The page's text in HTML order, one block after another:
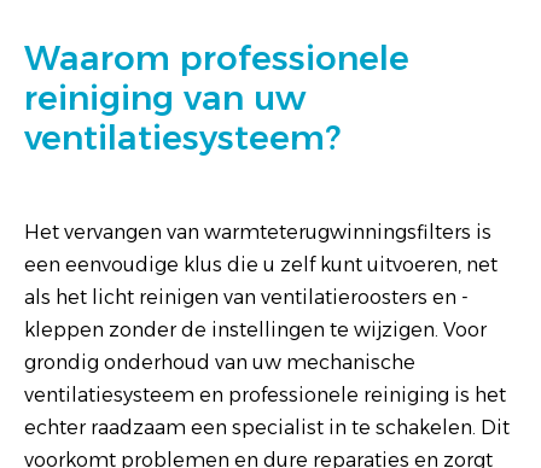
Waarom professionele
reiniging van uw
ventilatiesysteem?
Het vervangen van warmteterugwinningsfilters is
een eenvoudige klus die u zelf kunt uitvoeren, net
als het licht reinigen van ventilatieroosters en -
kleppen zonder de instellingen te wijzigen. Voor
grondig onderhoud van uw mechanische
ventilatiesysteem en professionele reiniging is het
echter raadzaam een ​​specialist in te schakelen. Dit
voorkomt problemen en dure reparaties en zorgt